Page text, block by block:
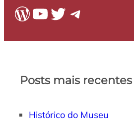
WordPress
Youtube
Twitter
Telegram
Posts mais recentes
Histórico do Museu